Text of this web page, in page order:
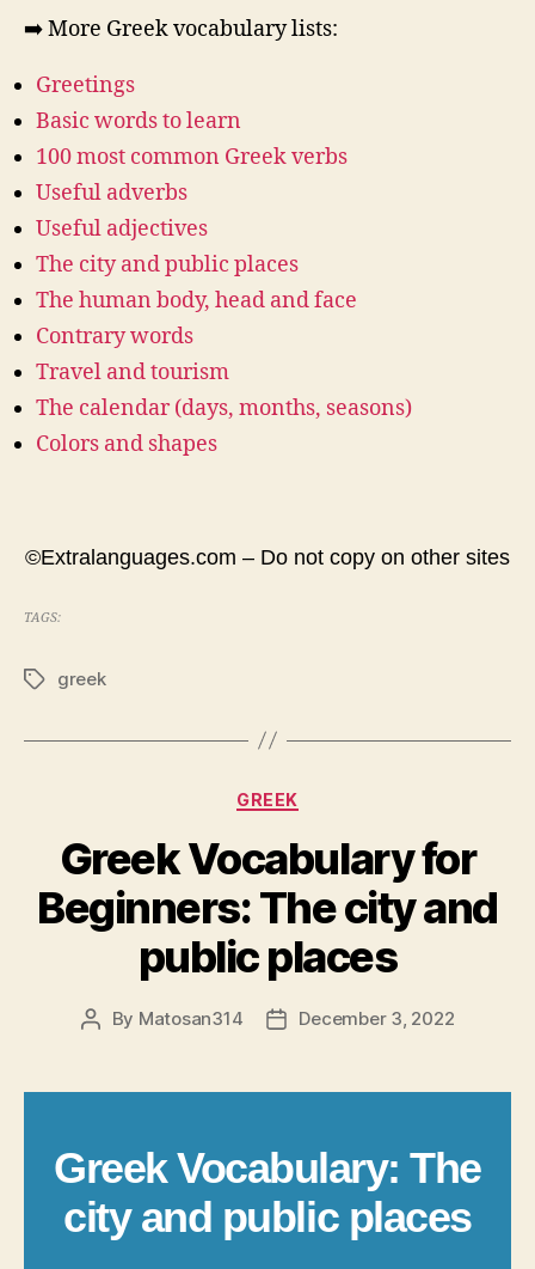
➡️ More Greek vocabulary lists:
Greetings
Basic words to learn
100 most common Greek verbs
Useful adverbs
Useful adjectives
The city and public places
The human body, head and face
Contrary words
Travel and tourism
The calendar (days, months, seasons)
Colors and shapes
©Extralanguages.com – Do not copy on other sites
TAGS:
Tagsgreek
Categories
GREEK
Greek Vocabulary for
Beginners: The city and
public places
Post
By Matosan314
PostDecember 3, 2022
Greek Vocabulary: The
city and public places